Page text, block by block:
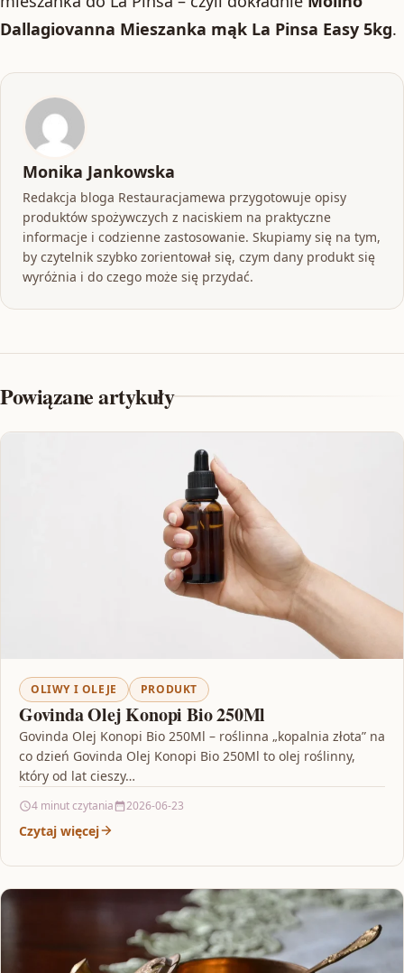
Dallagiovanna Mieszanka mąk La Pinsa Easy 5kg.
Monika Jankowska
Redakcja bloga Restauracjamewa przygotowuje opisy
produktów spożywczych z naciskiem na praktyczne
informacje i codzienne zastosowanie. Skupiamy się na tym,
by czytelnik szybko zorientował się, czym dany produkt się
wyróżnia i do czego może się przydać.
Powiązane artykuły
OLIWY I OLEJE PRODUKT
Govinda Olej Konopi Bio 250Ml
Govinda Olej Konopi Bio 250Ml – roślinna „kopalnia złota” na
co dzień Govinda Olej Konopi Bio 250Ml to olej roślinny,
który od lat cieszy…
4 minut czytania 2026-06-23
Czytaj więcej